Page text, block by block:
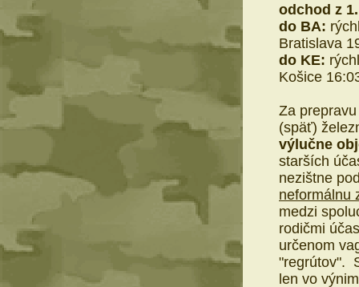
odchod z
do BA:
Bratislava
do KE:
Košice
Za
(späť)
výlučne
starších
nezištne
neformálnu
medzi
rodičmi
určenom
"regrútov".
len vo